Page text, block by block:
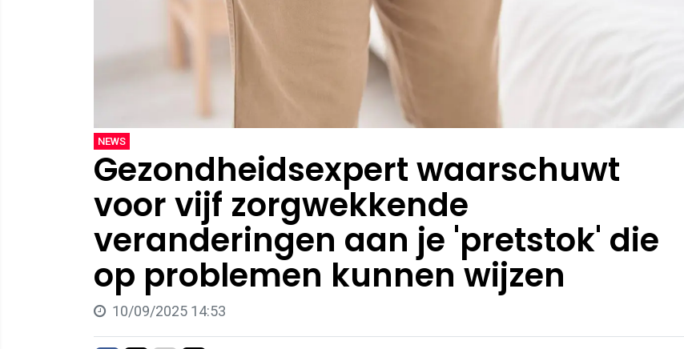
NEWS
Gezondheidsexpert waarschuwt
voor vijf zorgwekkende
veranderingen aan je 'pretstok' die
op problemen kunnen wijzen
10/09/2025 14:53